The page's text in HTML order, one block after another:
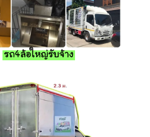
รถ4ล้อใหญ่รับจ้าง